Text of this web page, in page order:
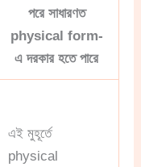
পরে সাধারণত
physical form-
এ দরকার হতে পারে
এই মুহূর্তে
physical